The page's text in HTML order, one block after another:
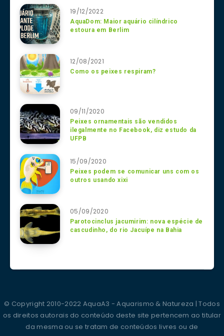
19/12/2022
AquaDom: Maior aquário cilíndrico
estoura em Berlim
12/08/2021
Como os peixes respiram?
09/11/2020
Peixes ornamentais são vendidos
ilegalmente no Facebook, diz estudo da
UFPB
15/09/2020
Peixes podem se comunicar uns com os
outros usando xixi
05/09/2020
Parotocinclus jacumirim: nova espécie de
cascudinho, do rio Jacuípe na Bahia
© Copyright 2010-2022 AquaA3 - Aquarismo & Natureza | Todos
os direitos autorais do conteúdo deste site pertencem ao titular
da mesma ou se tratam de conteúdos livres ou de